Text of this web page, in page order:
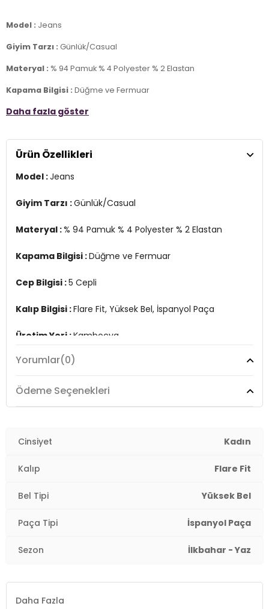
Model : Jeans
Giyim Tarzı : Günlük/Casual
Materyal : % 94 Pamuk % 4 Polyester % 2 Elastan
Kapama Bilgisi : Düğme ve Fermuar
Cep Bilgisi : 5 Cepli
Üretim Yeri :Kamboçya
Daha fazla göster
Ürün Özellikleri
Model :Jeans
Giyim Tarzı :Günlük/Casual
Materyal :% 94 Pamuk % 4 Polyester % 2 Elastan
Kapama Bilgisi :Düğme ve Fermuar
Cep Bilgisi :5 Cepli
Kalıp Bilgisi :Flare Fit, Yüksek Bel, İspanyol Paça
Üretim Yeri :Kamboçya
Yorumlar(0)
Ödeme Seçenekleri
Cinsiyet Kadın
Kalıp Flare Fit
Bel Tipi Yüksek Bel
Paça Tipi İspanyol Paça
Sezon İlkbahar - Yaz
Daha Fazla